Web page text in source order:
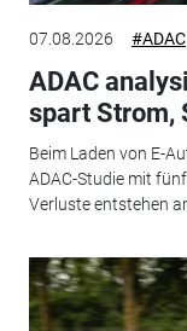
07.08.2026 #ADAC
ADAC
spart Strom,
Beim Laden von E-
ADAC-Studie mit
Verluste entstehen